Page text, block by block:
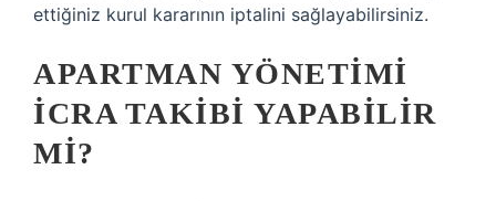
ettiğiniz kurul kararının iptalini sağlayabilirsiniz.
APARTMAN YÖNETIMI
ICRA TAKIBI YAPABILIR
MI?